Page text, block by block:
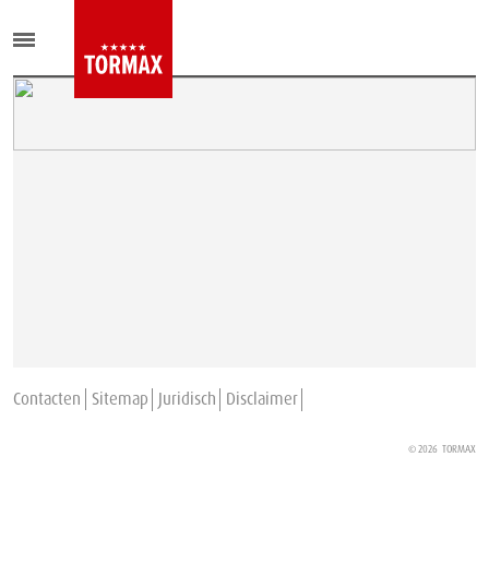
Contacten Sitemap Juridisch Disclaimer
© 2026 TORMAX